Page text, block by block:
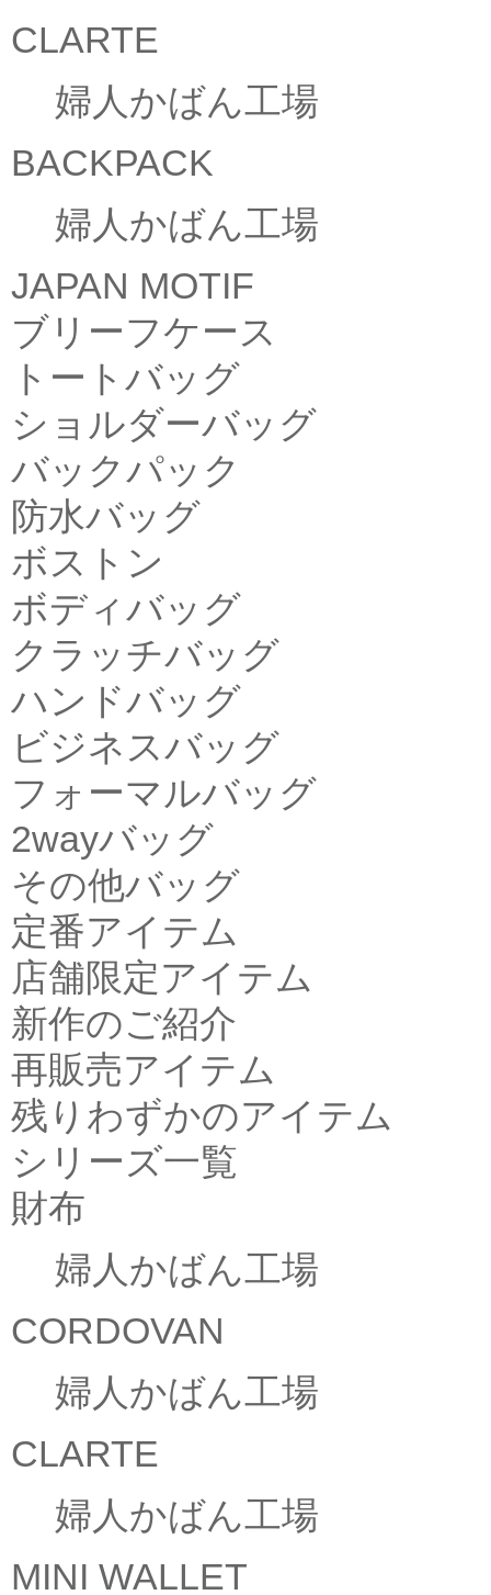
CLARTE
婦人かばん工場
BACKPACK
婦人かばん工場
JAPAN MOTIF
ブリーフケース
トートバッグ
ショルダーバッグ
バックパック
防水バッグ
ボストン
ボディバッグ
クラッチバッグ
ハンドバッグ
ビジネスバッグ
フォーマルバッグ
2wayバッグ
その他バッグ
定番アイテム
店舗限定アイテム
新作のご紹介
再販売アイテム
残りわずかのアイテム
シリーズ一覧
財布
婦人かばん工場
CORDOVAN
婦人かばん工場
CLARTE
婦人かばん工場
MINI WALLET